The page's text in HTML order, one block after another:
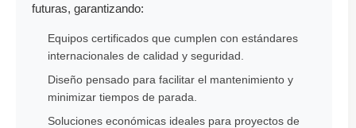
futuras, garantizando:
Equipos certificados que cumplen con estándares
internacionales de calidad y seguridad.
Diseño pensado para facilitar el mantenimiento y
minimizar tiempos de parada.
Soluciones económicas ideales para proyectos de